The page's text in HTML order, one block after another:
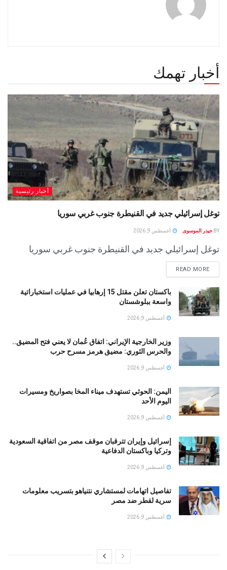
أخبار تهمك
أخبار رئيسية
توغل إسرائيلي جديد في القنيطرة جنوب غربي سوريا
BY حيدر الموسوى أغسطس 9, 2026
توغل إسرائيلي جديد في القنيطرة جنوب غربي سوريا
READ MORE
باكستان تعلن مقتل 15 إرهابيا في عمليات استخباراتية
واسعة ببلوشستان
أغسطس 9, 2026
وزير الخارجية الإيراني: اتفاق عُمان لا يعني فتح المضيق..
والحرس الثوري: مضيق هرمز مسرح حرب
أغسطس 9, 2026
اليمن: الحوثي تستهدف ميناء المخا بصواريخ ومسيرات
اليوم الأحد
أغسطس 9, 2026
إسرائيل وإيران تترقبان موقف مصر من اتفاقية السعودية
وتركيا وباكستان الدفاعية
أغسطس 9, 2026
تفاصيل اتهامات لمستشاري نتنياهو بتسريب معلومات
سرية لقطر ضد مصر
أغسطس 9, 2026